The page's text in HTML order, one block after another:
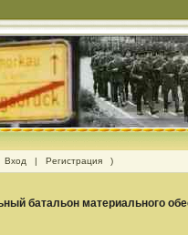
Вход | Регистрация )
батальон материального